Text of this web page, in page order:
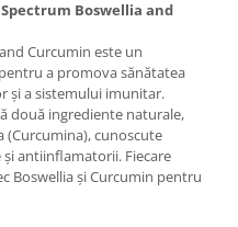
Boswellia and
Curcumin este un
a promova sănătatea
și a sistemului imunitar.
două ingrediente naturale,
(Curcumina), cunoscute
antiinflamatorii. Fiecare
Boswellia și Curcumin pentru